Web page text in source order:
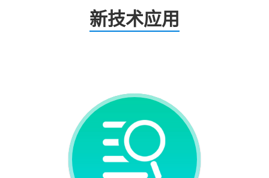
新技术应用